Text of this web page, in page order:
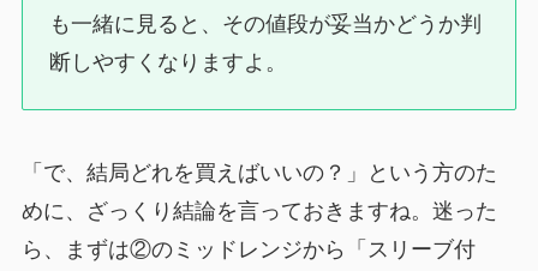
も一緒に見ると、その値段が妥当かどうか判
断しやすくなりますよ。
「で、結局どれを買えばいいの？」という方のた
めに、ざっくり結論を言っておきますね。迷った
ら、まずは②のミッドレンジから「スリーブ付